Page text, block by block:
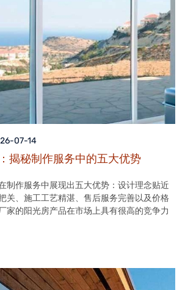
07-14
揭秘制作服务中的五大优势
制作服务中展现出五大优势：设计理念贴近
关、施工工艺精湛、售后服务完善以及价格
家的阳光房产品在市场上具有很高的竞争力